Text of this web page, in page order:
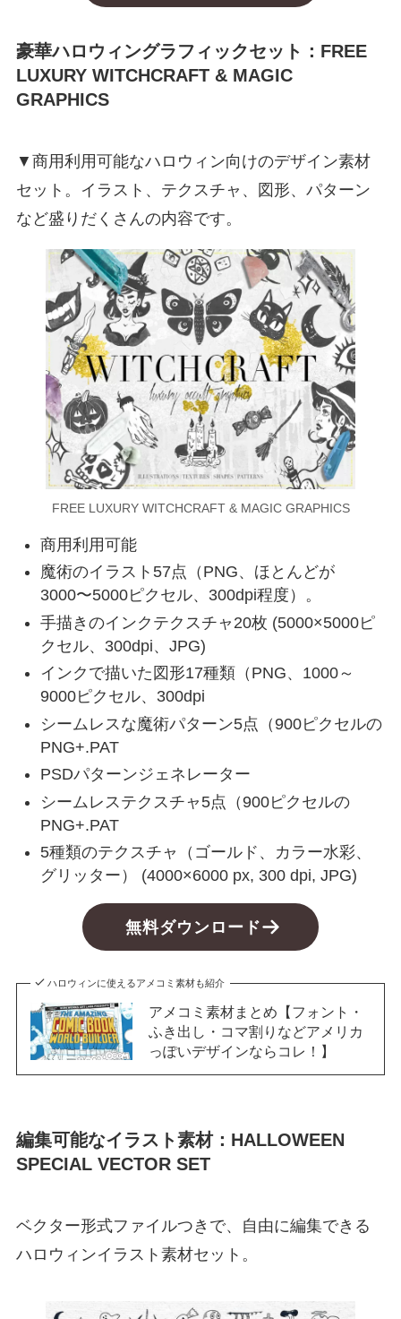
豪華ハロウィングラフィックセット：FREE
LUXURY WITCHCRAFT & MAGIC
GRAPHICS
▼商用利用可能なハロウィン向けのデザイン素材
セット。イラスト、テクスチャ、図形、パターン
など盛りだくさんの内容です。
FREE LUXURY WITCHCRAFT & MAGIC GRAPHICS
商用利用可能
魔術のイラスト57点（PNG、ほとんどが
3000〜5000ピクセル、300dpi程度）。
手描きのインクテクスチャ20枚 (5000×5000ピ
クセル、300dpi、JPG)
インクで描いた図形17種類（PNG、1000～
9000ピクセル、300dpi
シームレスな魔術パターン5点（900ピクセルの
PNG+.PAT
PSDパターンジェネレーター
シームレステクスチャ5点（900ピクセルの
PNG+.PAT
5種類のテクスチャ（ゴールド、カラー水彩、
グリッター） (4000×6000 px, 300 dpi, JPG)
無料ダウンロード
ハロウィンに使えるアメコミ素材も紹介
アメコミ素材まとめ【フォント・
ふき出し・コマ割りなどアメリカ
っぽいデザインならコレ！】
編集可能なイラスト素材：HALLOWEEN
SPECIAL VECTOR SET
ベクター形式ファイルつきで、自由に編集できる
ハロウィンイラスト素材セット。